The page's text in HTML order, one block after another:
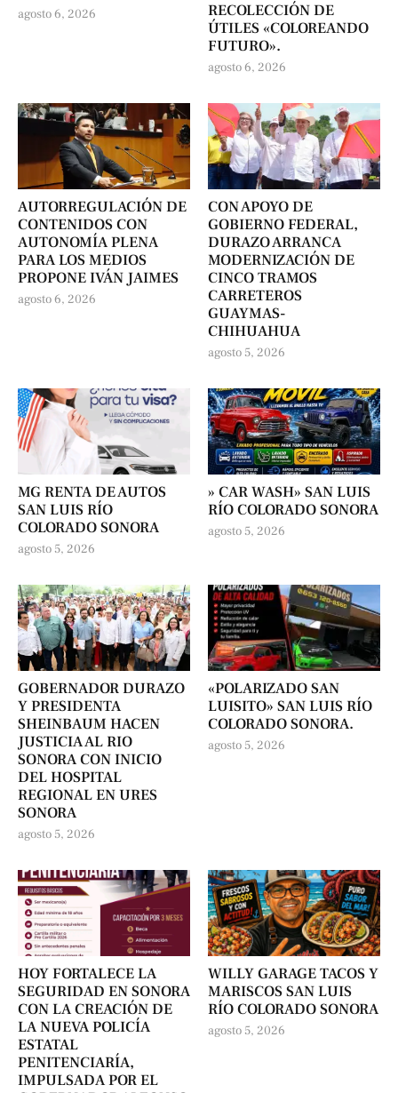
agosto 6, 2026
RECOLECCIÓN DE
ÚTILES «COLOREANDO
FUTURO».
agosto 6, 2026
AUTORREGULACIÓN DE
CONTENIDOS CON
AUTONOMÍA PLENA
PARA LOS MEDIOS
PROPONE IVÁN JAIMES
agosto 6, 2026
CON APOYO DE
GOBIERNO FEDERAL,
DURAZO ARRANCA
MODERNIZACIÓN DE
CINCO TRAMOS
CARRETEROS
GUAYMAS-
CHIHUAHUA
agosto 5, 2026
MG RENTA DE AUTOS
SAN LUIS RÍO
COLORADO SONORA
agosto 5, 2026
» CAR WASH» SAN LUIS
RÍO COLORADO SONORA
agosto 5, 2026
GOBERNADOR DURAZO
Y PRESIDENTA
SHEINBAUM HACEN
JUSTICIA AL RIO
SONORA CON INICIO
DEL HOSPITAL
REGIONAL EN URES
SONORA
agosto 5, 2026
«POLARIZADO SAN
LUISITO» SAN LUIS RÍO
COLORADO SONORA.
agosto 5, 2026
HOY FORTALECE LA
SEGURIDAD EN SONORA
CON LA CREACIÓN DE
LA NUEVA POLICÍA
ESTATAL
PENITENCIARÍA,
IMPULSADA POR EL
WILLY GARAGE TACOS Y
MARISCOS SAN LUIS
RÍO COLORADO SONORA
agosto 5, 2026